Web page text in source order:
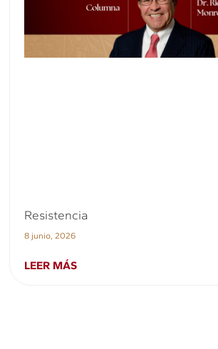
Resistencia
8 junio, 2026
LEER MÁS